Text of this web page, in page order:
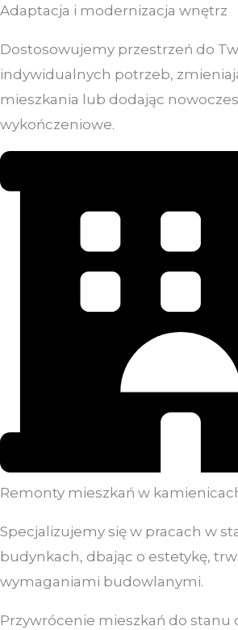
Adaptacja i modernizacja wnętrz
Dostosowujemy przestrzeń do
indywidualnych potrzeb,
mieszkania lub dodając
wykończeniowe.
Remonty mieszkań w
Specjalizujemy się w pracach w
budynkach, dbając o estetykę,
wymaganiami budowlanymi.
Przywrócenie mieszkań do stanu